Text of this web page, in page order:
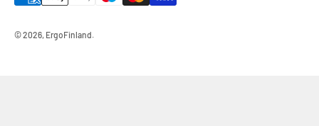
© 2026, ErgoFinland.